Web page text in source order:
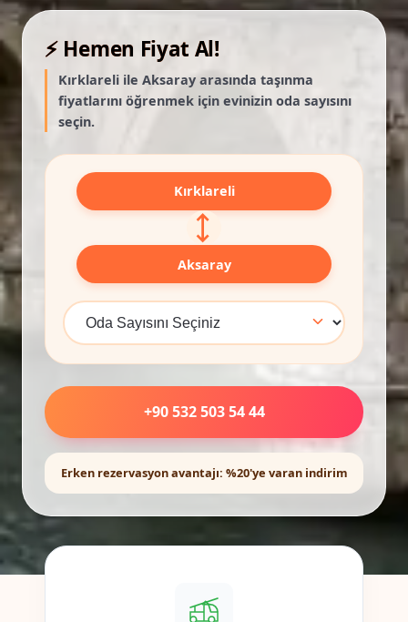
⚡ Hemen Fiyat Al!
Kırklareli ile Aksaray arasında taşınma
fiyatlarını öğrenmek için evinizin oda sayısını
seçin.
Kırklareli
⟷
Aksaray
+90 532 503 54 44
Erken rezervasyon avantajı: %20'ye varan indirim